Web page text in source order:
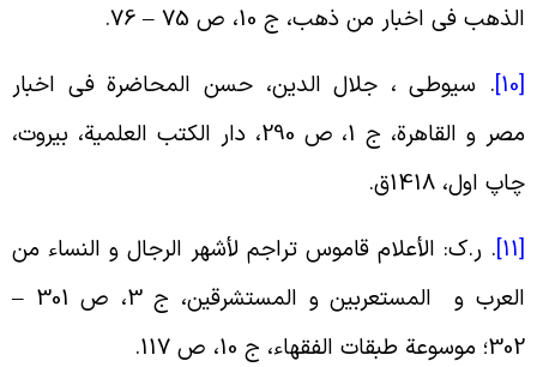
فی اخبار من ذهب، ج 10، ص 75 – 76
.
.سیوطى ، جلال الدین، حسن المحاضرة فى اخبار
مصر و القاهرة، ج 1، ص 290، دار الکتب العلمیة، بیروت،
اول، 1418ق
.
.ر.ک: الأعلام قاموس تراجم لأشهر الرجال و النساء من
و المستعربین و المستشرقین، ج 3، ص
301 –
؛ موسوعة طبقات الفقهاء، ج 10، ص 117
.